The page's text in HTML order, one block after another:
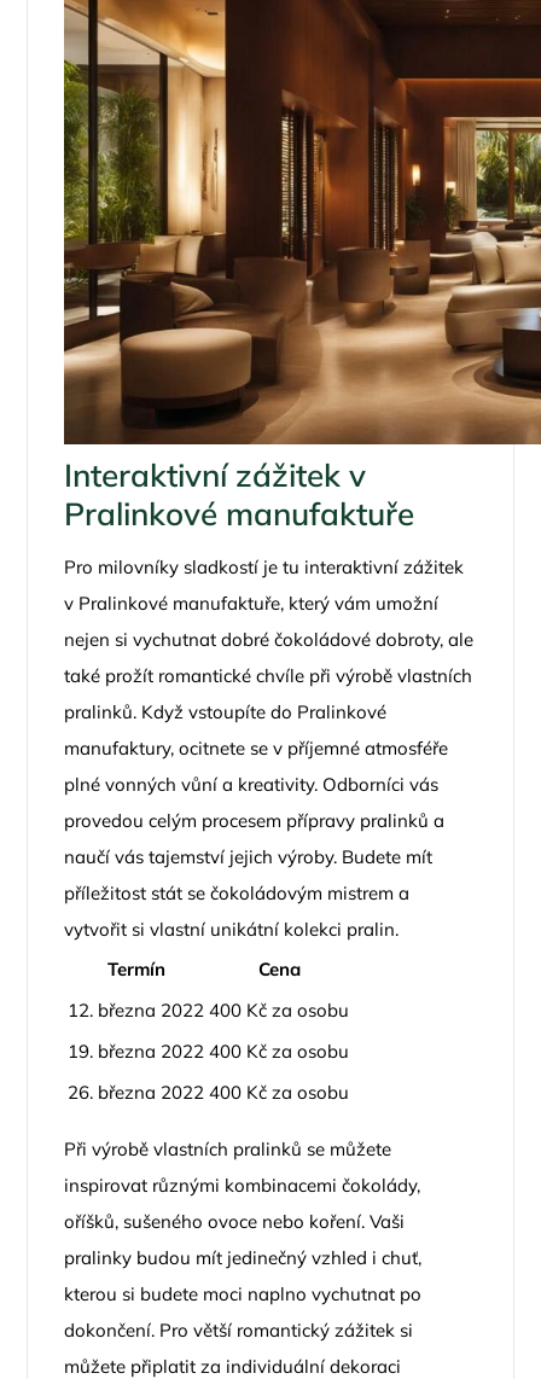
Interaktivní zážitek v
Pralinkové manufaktuře
Pro milovníky sladkostí je tu interaktivní zážitek
v Pralinkové manufaktuře, který vám umožní
nejen si vychutnat dobré čokoládové dobroty, ale
také prožít romantické chvíle při výrobě vlastních
pralinků. Když vstoupíte do Pralinkové
manufaktury, ocitnete se v příjemné atmosféře
plné vonných vůní a kreativity. Odborníci vás
provedou celým procesem přípravy pralinků a
naučí vás tajemství jejich výroby. Budete mít
příležitost stát se čokoládovým mistrem a
vytvořit si vlastní unikátní kolekci pralin.
Termín
Cena
12. března 2022 400 Kč za osobu
19. března 2022 400 Kč za osobu
26. března 2022 400 Kč za osobu
Při výrobě vlastních pralinků se můžete
inspirovat různými kombinacemi čokolády,
oříšků, sušeného ovoce nebo koření. Vaši
pralinky budou mít jedinečný vzhled i chuť,
kterou si budete moci naplno vychutnat po
dokončení. Pro větší romantický zážitek si
můžete připlatit za individuální dekoraci